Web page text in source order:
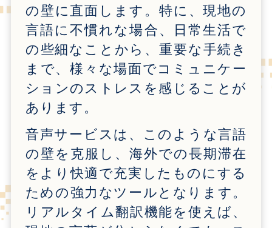
の壁に直面します。特に、現地の
言語に不慣れな場合、日常生活で
の些細なことから、重要な手続き
まで、様々な場面でコミュニケー
ションのストレスを感じることが
あります。
音声サービスは、このような言語
の壁を克服し、海外での長期滞在
をより快適で充実したものにする
ための強力なツールとなります。
リアルタイム翻訳機能を使えば、